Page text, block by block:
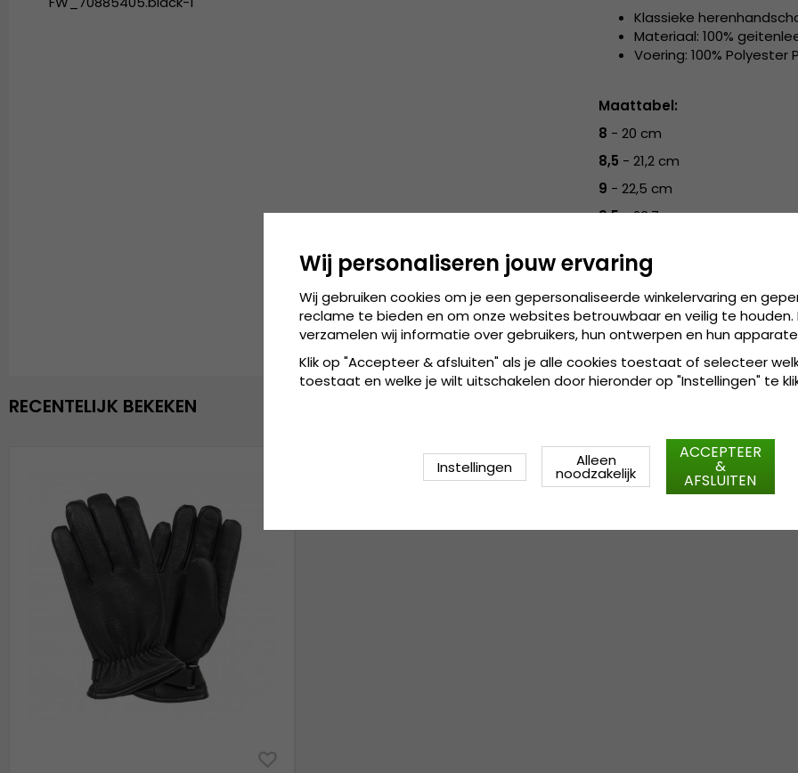
Klassieke
Materiaal: 100%
Voering: 100% Polyester
Maattabel:
8 - 20 cm
8,5 - 21,2 cm
9 - 22,5 cm
9,5- 23,7 cm
10,5- 26,2 cm
RECENTELIJK BEKEKEN
Wij personaliseren jouw ervaring
Wij gebruiken cookies om je een gepersonaliseerde winkelervaring en
reclame te bieden en om onze websites betrouwbaar en veilig te houden.
verzamelen wij informatie over gebruikers, hun ontwerpen en hun
Klik op "Accepteer & afsluiten" als je alle cookies toestaat of selecteer
toestaat en welke je wilt uitschakelen door hieronder op "Instellingen" te
Instellingen Alleen
noodzakelijk
ACCEPTEER
&
AFSLUITEN